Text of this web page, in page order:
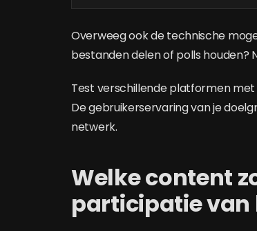
Overweeg ook de technische
bestanden delen of polls
Test verschillende platformen
De gebruikerservaring van je
netwerk.
Welke content
participatie van